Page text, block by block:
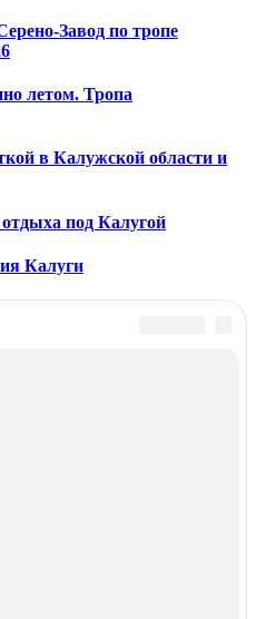
Завод по тропе
летом. Тропа
в Калужской области и
под Калугой
Калуги